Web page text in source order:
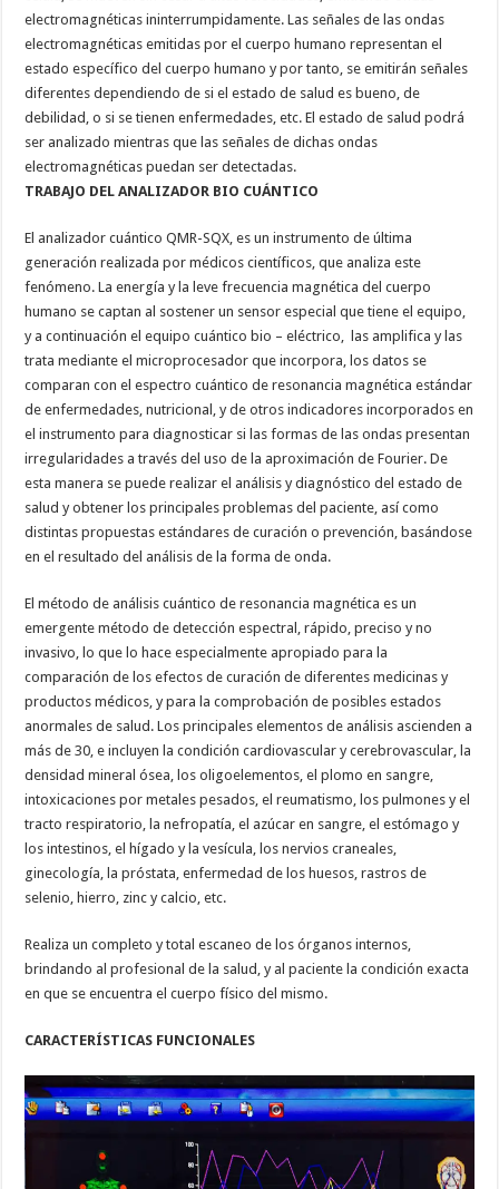
electromagnéticas ininterrumpidamente. Las señales de las ondas
electromagnéticas emitidas por el cuerpo humano representan el
estado específico del cuerpo humano y por tanto, se emitirán señales
diferentes dependiendo de si el estado de salud es bueno, de
debilidad, o si se tienen enfermedades, etc. El estado de salud podrá
ser analizado mientras que las señales de dichas ondas
electromagnéticas puedan ser detectadas.
TRABAJO DEL ANALIZADOR BIO CUÁNTICO
El analizador cuántico QMR-SQX, es un instrumento de última
generación realizada por médicos científicos, que analiza este
fenómeno. La energía y la leve frecuencia magnética del cuerpo
humano se captan al sostener un sensor especial que tiene el equipo,
y a continuación el equipo cuántico bio – eléctrico, las amplifica y las
trata mediante el microprocesador que incorpora, los datos se
comparan con el espectro cuántico de resonancia magnética estándar
de enfermedades, nutricional, y de otros indicadores incorporados en
el instrumento para diagnosticar si las formas de las ondas presentan
irregularidades a través del uso de la aproximación de Fourier. De
esta manera se puede realizar el análisis y diagnóstico del estado de
salud y obtener los principales problemas del paciente, así como
distintas propuestas estándares de curación o prevención, basándose
en el resultado del análisis de la forma de onda.
El método de análisis cuántico de resonancia magnética es un
emergente método de detección espectral, rápido, preciso y no
invasivo, lo que lo hace especialmente apropiado para la
comparación de los efectos de curación de diferentes medicinas y
productos médicos, y para la comprobación de posibles estados
anormales de salud. Los principales elementos de análisis ascienden a
más de 30, e incluyen la condición cardiovascular y cerebrovascular, la
densidad mineral ósea, los oligoelementos, el plomo en sangre,
intoxicaciones por metales pesados, el reumatismo, los pulmones y el
tracto respiratorio, la nefropatía, el azúcar en sangre, el estómago y
los intestinos, el hígado y la vesícula, los nervios craneales,
ginecología, la próstata, enfermedad de los huesos, rastros de
selenio, hierro, zinc y calcio, etc.
Realiza un completo y total escaneo de los órganos internos,
brindando al profesional de la salud, y al paciente la condición exacta
en que se encuentra el cuerpo físico del mismo.
CARACTERÍSTICAS FUNCIONALES